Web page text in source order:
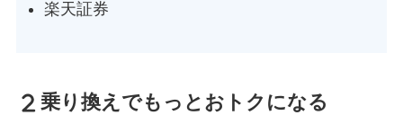
楽天証券
乗り換えでもっとおトクになる